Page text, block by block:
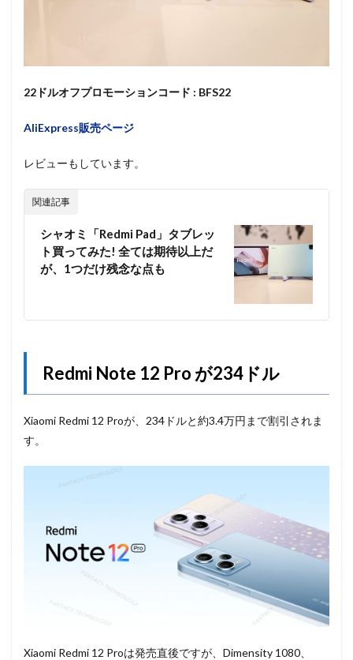
22ドルオフプロモーションコード : BFS22
AliExpress販売ページ
レビューもしています。
関連記事
シャオミ「Redmi Pad」タブレッ
ト買ってみた! 全ては期待以上だ
が、1つだけ残念な点も
Redmi Note 12 Pro が234ドル
Xiaomi Redmi 12 Proが、234ドルと約3.4万円まで割引されま
す。
Xiaomi Redmi 12 Proは発売直後ですが、Dimensity 1080、